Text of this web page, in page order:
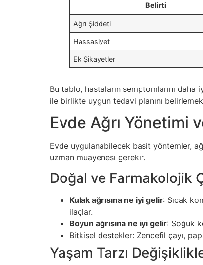
Belirti
Ağrı Şiddeti
Hassasiyet
Ek Şikayetler
Bu tablo, hastaların semptomlarını daha
ile birlikte uygun tedavi planını
Evde Ağrı Yönetimi
Evde uygulanabilecek basit yöntemler,
uzman muayenesi gerekir.
Doğal ve Farmakolojik
Kulak ağrısına ne iyi gelir: Sıcak
ilaçlar.
Boyun ağrısına ne iyi gelir: Soğuk
Bitkisel destekler: Zencefil çayı,
Yaşam Tarzı